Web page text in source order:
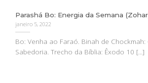
Parashá Bo: Energia da Semana
janeiro 5, 2022
Bo: Venha ao Faraó. Binah de
Sabedoria. Trecho da Bíblia: Êxodo 10 [...]